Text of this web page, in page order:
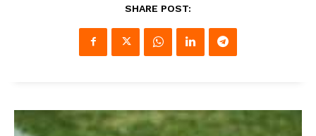
SHARE POST: